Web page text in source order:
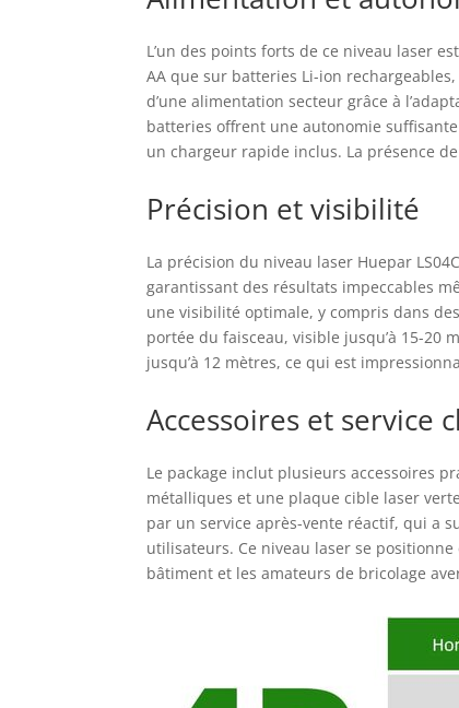
L’un des points forts de ce niveau laser
AA que sur batteries Li-ion
d’une alimentation secteur grâce à
batteries offrent une autonomie
un chargeur rapide inclus. La présence
Précision et visibilité
La précision du niveau laser Huepar
garantissant des résultats impeccables
une visibilité optimale, y compris dans
portée du faisceau, visible jusqu’à 15-
jusqu’à 12 mètres, ce qui est
Accessoires et service
Le package inclut plusieurs accessoires
métalliques et une plaque cible laser
par un service après-vente réactif, qui a
utilisateurs. Ce niveau laser se
bâtiment et les amateurs de bricolage